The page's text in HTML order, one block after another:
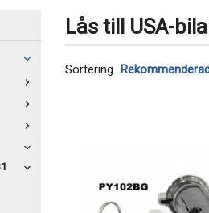
Lås till USA-
Sortering